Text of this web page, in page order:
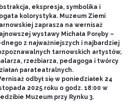
ekspresja, symbolika i
kolorystyka. Muzeum Ziemi
zaprasza na wernisaż
wystawy Michała Poręby –
z najważniejszych i najbardziej
tarnowskich artystów,
rzeźbiarza, pedagoga i twórcy
parateatralnych.
odbył się w poniedziałek 24
2025 roku o godz. 18:00 w
Muzeum przy Rynku 3.